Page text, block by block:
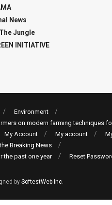
News
Jungle
INITIATIVE
Environment
on modern farming techniques
My Account My account
Breaking News
the past one year
Reset
by SoftestWeb Inc.